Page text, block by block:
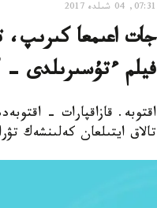
07:31, 04 شىلدە 2017
جات اعىمعا كىرىپ،
فيلم ءتۇسىرىلدى
اقتوبە. قازاقپارات -
تالاق ايتىلعان كەلىنشەك